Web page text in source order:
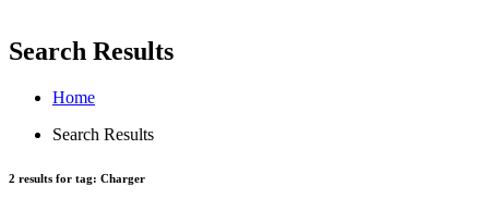
Search Results
Home
Search Results
2 results for tag: Charger